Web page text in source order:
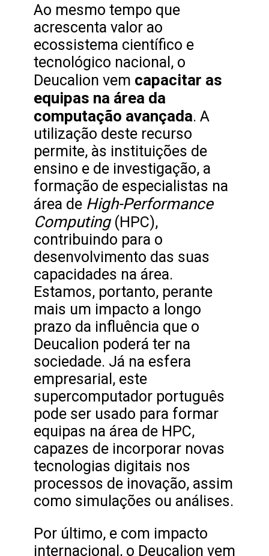
Ao mesmo tempo que
acrescenta valor ao
ecossistema científico e
tecnológico nacional, o
Deucalion vem capacitar as
equipas na área da
computação avançada. A
utilização deste recurso
permite, às instituições de
ensino e de investigação, a
formação de especialistas na
área de High-Performance
Computing(HPC),
contribuindo para o
desenvolvimento das suas
capacidades na área.
Estamos, portanto, perante
mais um impacto a longo
prazo da influência que o
Deucalion poderá ter na
sociedade. Já na esfera
empresarial, este
supercomputador português
pode ser usado para formar
equipas na área de HPC,
capazes de incorporar novas
tecnologias digitais nos
processos de inovação, assim
como simulações ou análises.
Por último, e com impacto
internacional, o Deucalion vem